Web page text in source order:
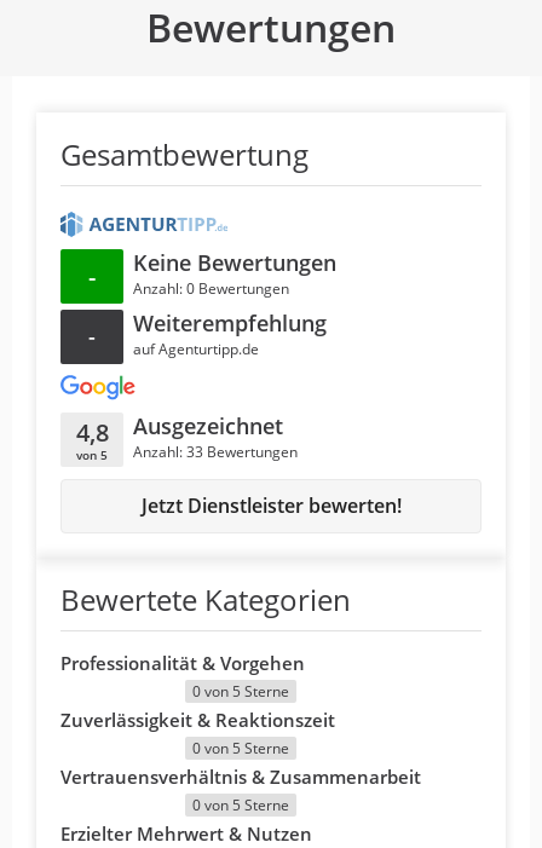
Bewertungen
Bewertete Kategorien
Professionalität & Vorgehen
0 von 5 Sterne
Zuverlässigkeit & Reaktionszeit
0 von 5 Sterne
Vertrauensverhältnis & Zusammenarbeit
0 von 5 Sterne
Erzielter Mehrwert & Nutzen
Gesamtbewertung
- Keine Bewertungen
Anzahl: 0 Bewertungen
- Weiterempfehlung
auf Agenturtipp.de
4,8
von 5
Ausgezeichnet
Anzahl: 33 Bewertungen
Jetzt Dienstleister bewerten!